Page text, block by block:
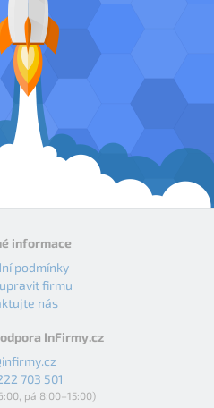
informace
podmínky
firmu
nás
InFirmy.cz
703 501
pá 8:00–15:00)